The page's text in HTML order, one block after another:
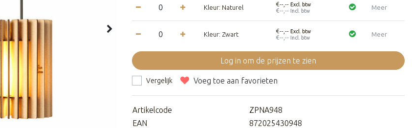
Kleur: Naturel €--,-- Excl. btw
€--,-- Incl. btw
Meer
Kleur: Zwart €--,-- Excl. btw
€--,-- Incl. btw
Meer
Log in om de prijzen te zien
Vergelijk Voeg toe aan favorieten
Artikelcode
ZPNA948
EAN
872025430948